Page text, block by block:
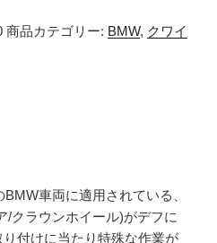
商品カテゴリー: BMW, クワイ
車両に適用されている、
/クラウンホイール)がデフに
付けに当たり特殊な作業が